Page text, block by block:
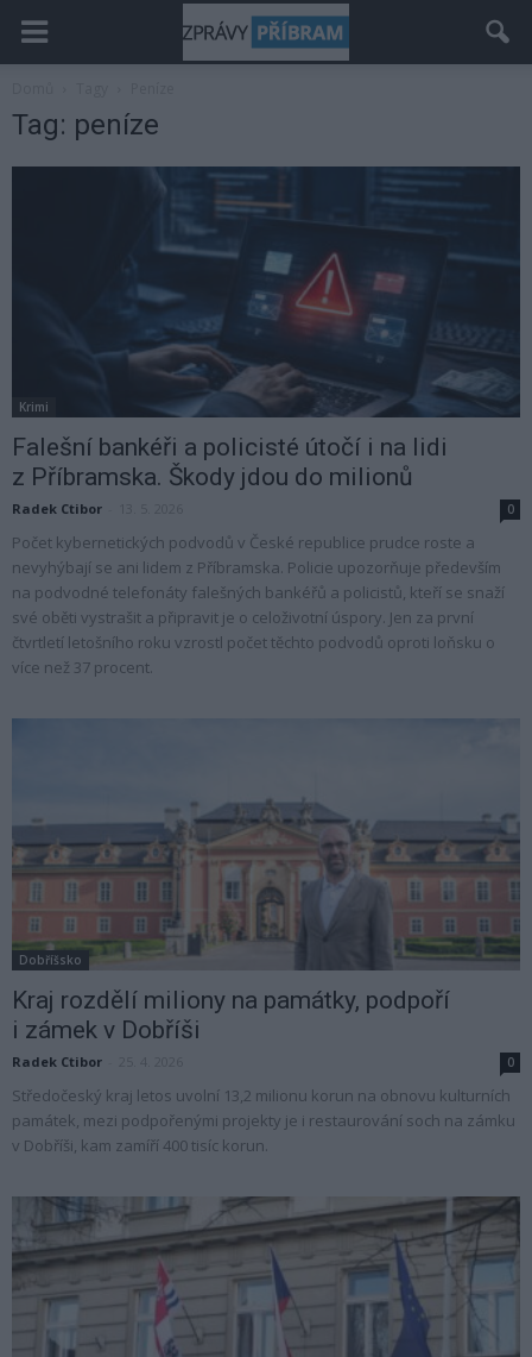
Tag: peníze
Krimi
Falešní bankéři a policisté útočí i na lidi
z Příbramska. Škody jdou do milionů
Radek Ctibor 0
Počet kybernetických podvodů v České republice prudce roste a
nevyhýbají se ani lidem z Příbramska. Policie upozorňuje především
na podvodné telefonáty falešných bankéřů a policistů, kteří se snaží
své oběti vystrašit a připravit je o celoživotní úspory. Jen za první
čtvrtletí letošního roku vzrostl počet těchto podvodů oproti loňsku o
více než 37 procent.
Dobříšsko
Kraj rozdělí miliony na památky, podpoří
i zámek v Dobříši
Radek Ctibor 0
Středočeský kraj letos uvolní 13,2 milionu korun na obnovu kulturních
památek, mezi podpořenými projekty je i restaurování soch na zámku
v Dobříši, kam zamíří 400 tisíc korun.